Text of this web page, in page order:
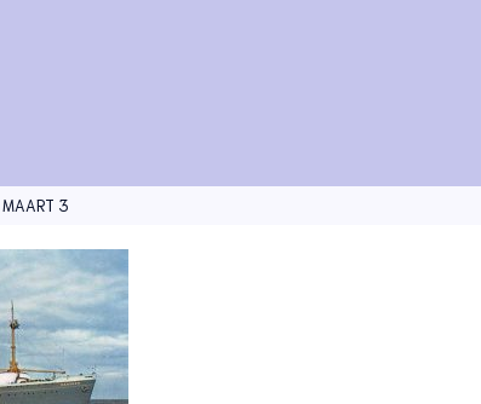
MAART 3